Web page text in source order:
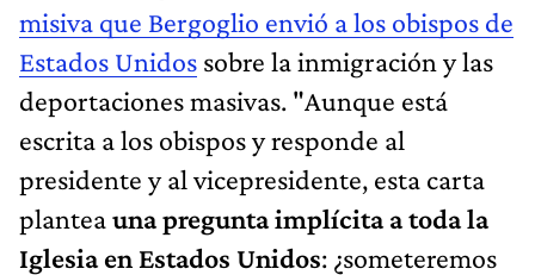
misiva que Bergoglio envió a los obispos de
Estados Unidos sobre la inmigración y las
deportaciones masivas. "Aunque está
escrita a los obispos y responde al
presidente y al vicepresidente, esta carta
planteauna pregunta implícita a toda la
Iglesia en Estados Unidos: ¿someteremos